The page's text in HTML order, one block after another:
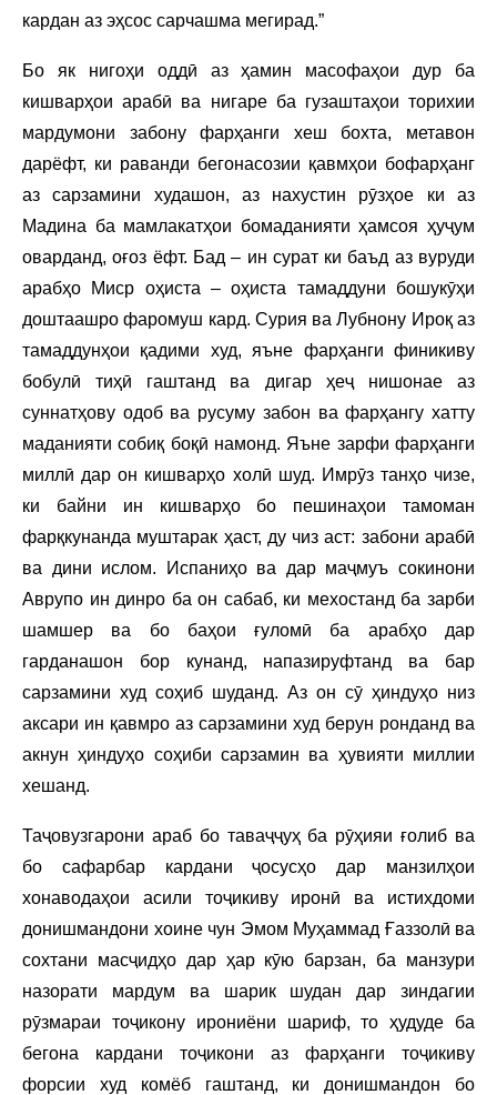
кардан аз эҳсос сарчашма мегирад.”
Бо як нигоҳи оддӣ аз ҳамин масофаҳои дур ба
кишварҳои арабӣ ва нигаре ба гузаштаҳои торихии
мардумони забону фарҳанги хеш бохта, метавон
дарёфт, ки раванди бегонасозии қавмҳои бофарҳанг
аз сарзамини худашон, аз нахустин рӯзҳое ки аз
Мадина ба мамлакатҳои бомаданияти ҳамсоя ҳуҷум
оварданд, оғоз ёфт. Бад – ин сурат ки баъд аз вуруди
арабҳо Миср оҳиста – оҳиста тамаддуни бошукӯҳи
доштаашро фаромуш кард. Сурия ва Лубнону Ироқ аз
тамаддунҳои қадими худ, яъне фарҳанги финикиву
бобулӣ тиҳӣ гаштанд ва дигар ҳеҷ нишонае аз
суннатҳову одоб ва русуму забон ва фарҳангу хатту
маданияти собиқ боқӣ намонд. Яъне зарфи фарҳанги
миллӣ дар он кишварҳо холӣ шуд. Имрӯз танҳо чизе,
ки байни ин кишварҳо бо пешинаҳои тамоман
фарқкунанда муштарак ҳаст, ду чиз аст: забони арабӣ
ва дини ислом. Испаниҳо ва дар маҷмуъ сокинони
Аврупо ин динро ба он сабаб, ки мехостанд ба зарби
шамшер ва бо баҳои ғуломӣ ба арабҳо дар
гарданашон бор кунанд, напазируфтанд ва бар
сарзамини худ соҳиб шуданд. Аз он сӯ ҳиндуҳо низ
аксари ин қавмро аз сарзамини худ берун ронданд ва
акнун ҳиндуҳо соҳиби сарзамин ва ҳувияти миллии
хешанд.
Таҷовузгарони араб бо таваҷҷуҳ ба рӯҳияи ғолиб ва
бо сафарбар кардани ҷосусҳо дар манзилҳои
хонаводаҳои асили тоҷикиву иронӣ ва истихдоми
донишмандони хоине чун Эмом Муҳаммад Ғаззолӣ ва
сохтани масҷидҳо дар ҳар кӯю барзан, ба манзури
назорати мардум ва шарик шудан дар зиндагии
рӯзмараи тоҷикону ирониёни шариф, то ҳудуде ба
бегона кардани тоҷикони аз фарҳанги тоҷикиву
форсии худ комёб гаштанд, ки донишмандон бо